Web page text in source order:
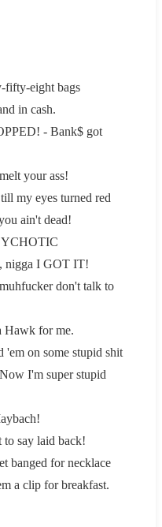
fifty-eight bags
in cash.
- Bank$ got
your ass!
my eyes turned red
ain't dead!
nigga I GOT IT!
don't talk to
Hawk for me.
on some stupid shit
I'm super stupid
to say laid back!
banged for necklace
a clip for breakfast.